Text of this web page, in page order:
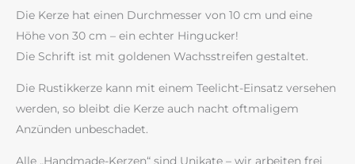
Die Kerze hat einen Durchmesser von 10 cm und eine
Höhe von 30 cm – ein echter Hingucker!
Die Schrift ist mit goldenen Wachsstreifen gestaltet.
Die Rustikkerze kann mit einem Teelicht-Einsatz versehen
werden, so bleibt die Kerze auch nacht oftmaligem
Anzünden unbeschadet.
Alle „Handmade-Kerzen“ sind Unikate – wir arbeiten frei